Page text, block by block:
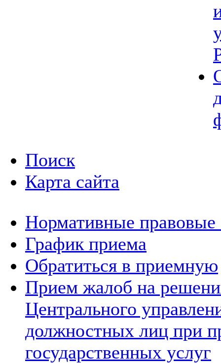
Поиск
Карта сайта
Нормативные правовые
График приема
Обратиться в приемную
Прием жалоб на
Центрального
должностных лиц при
государственных услуг